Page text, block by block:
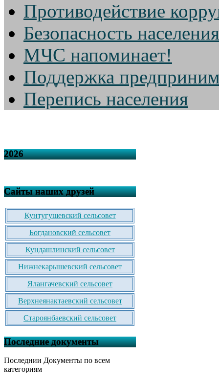
Противодействие
Безопасность населения
МЧС напоминает!
Поддержка
Перепись населения
2026
Сайты наших друзей
Кунтугушевский сельсовет
Богдановский сельсовет
Кундашлинский сельсовет
Нижнекарышевский сельсовет
Ялангачевский сельсовет
Верхнеянактаевский сельсовет
Староянбаевский сельсовет
Последние документы
Последнии Документы по всем
категориям